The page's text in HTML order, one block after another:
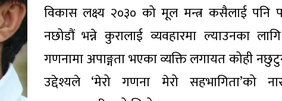
विकास लक्ष्य २०३० को मूल मन्त्र कसैलाई पनि
नछोडौं भन्ने कुरालाई व्यवहारमा ल्याउनका
गणनामा अपाङ्गता भएका व्यक्ति लगायत कोही
उद्देश्यले ‘मेरो गणना मेरो सहभागिता’को